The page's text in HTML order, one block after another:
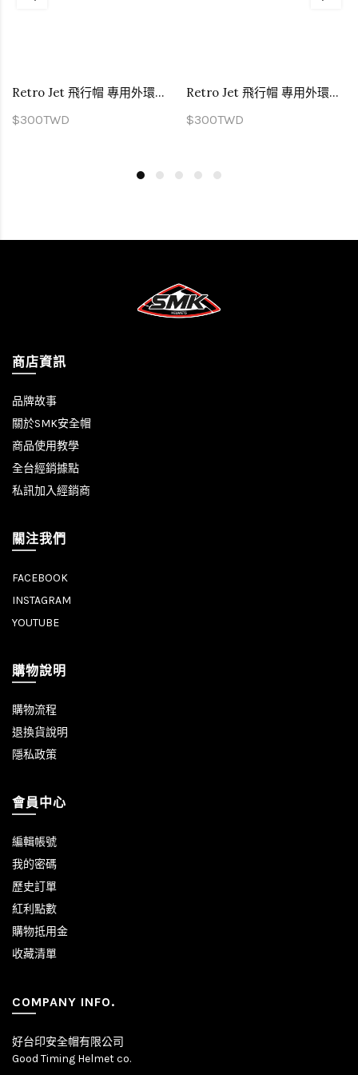
Retro Jet 飛行帽 專用外環飾蓋 亮面紅
$300TWD
Retro Jet 飛行帽 專用外環飾蓋 消光紅
$300TWD
商店資訊
品牌故事
關於SMK安全帽
商品使用教學
全台經銷據點
私訊加入經銷商
關注我們
FACEBOOK
INSTAGRAM
YOUTUBE
購物說明
購物流程
退換貨說明
隱私政策
會員中心
編輯帳號
我的密碼
歷史訂單
紅利點數
購物抵用金
收藏清單
COMPANY INFO.
好台印安全帽有限公司
Good Timing Helmet co.